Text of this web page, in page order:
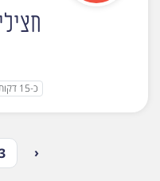
כ-15 דקות
‹